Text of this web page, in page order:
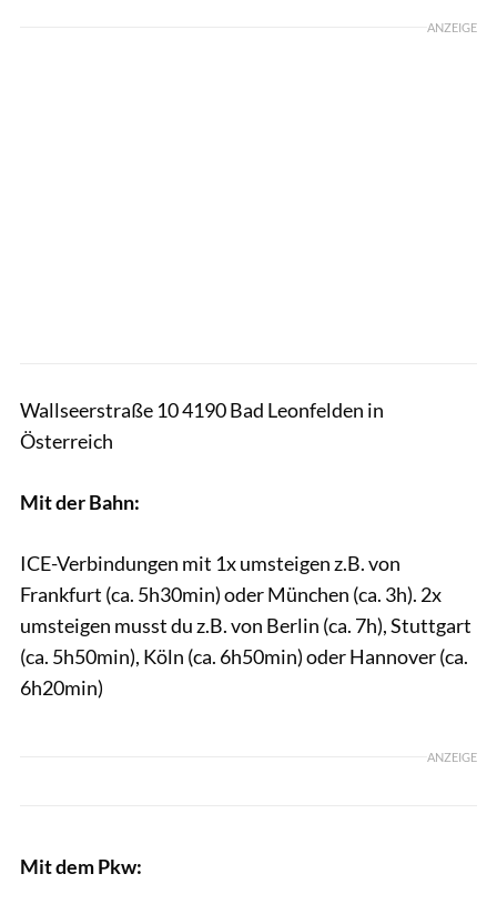
ANZEIGE
Wallseerstraße 10 4190 Bad Leonfelden in
Österreich
Mit der Bahn:
ICE-Verbindungen mit 1x umsteigen z.B. von
Frankfurt (ca. 5h30min) oder München (ca. 3h). 2x
umsteigen musst du z.B. von Berlin (ca. 7h), Stuttgart
(ca. 5h50min), Köln (ca. 6h50min) oder Hannover (ca.
6h20min)
ANZEIGE
Mit dem Pkw: